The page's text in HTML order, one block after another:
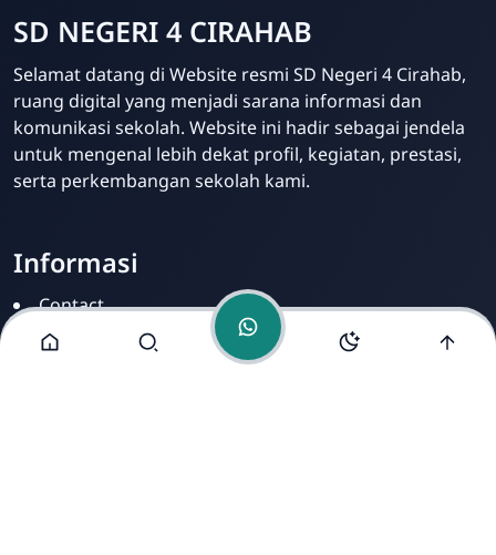
Admin
Online
SD NEGERI 4 CIRAHAB
Selamat datang di Website resmi SD Negeri 4 Cirahab,
ruang digital yang menjadi sarana informasi dan
komunikasi sekolah. Website ini hadir sebagai jendela
untuk mengenal lebih dekat profil, kegiatan, prestasi,
serta perkembangan sekolah kami.
Informasi
Contact
Disclamer